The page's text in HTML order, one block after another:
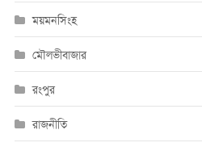
ময়মনসিংহ
মৌলভীবাজার
রংপুর
রাজনীতি